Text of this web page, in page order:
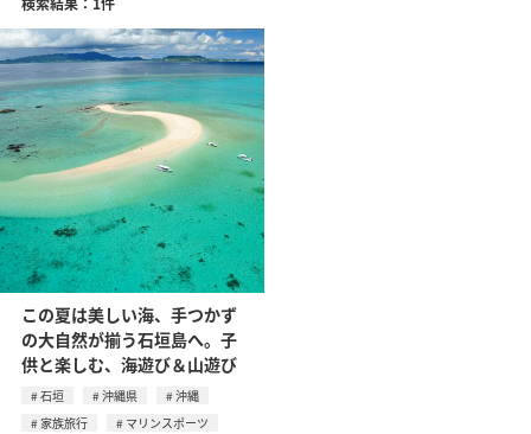
この夏は美しい海、手つかず
の大自然が揃う石垣島へ。子
供と楽しむ、海遊び＆山遊び
石垣 沖縄県
沖縄
家族旅行
マリンスポーツ